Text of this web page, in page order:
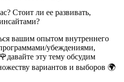
Стоит ли ее развивать,
вашим опытом внутреннего
убеждениями,
эту тему обсудим
вариантов и выборов 🌍